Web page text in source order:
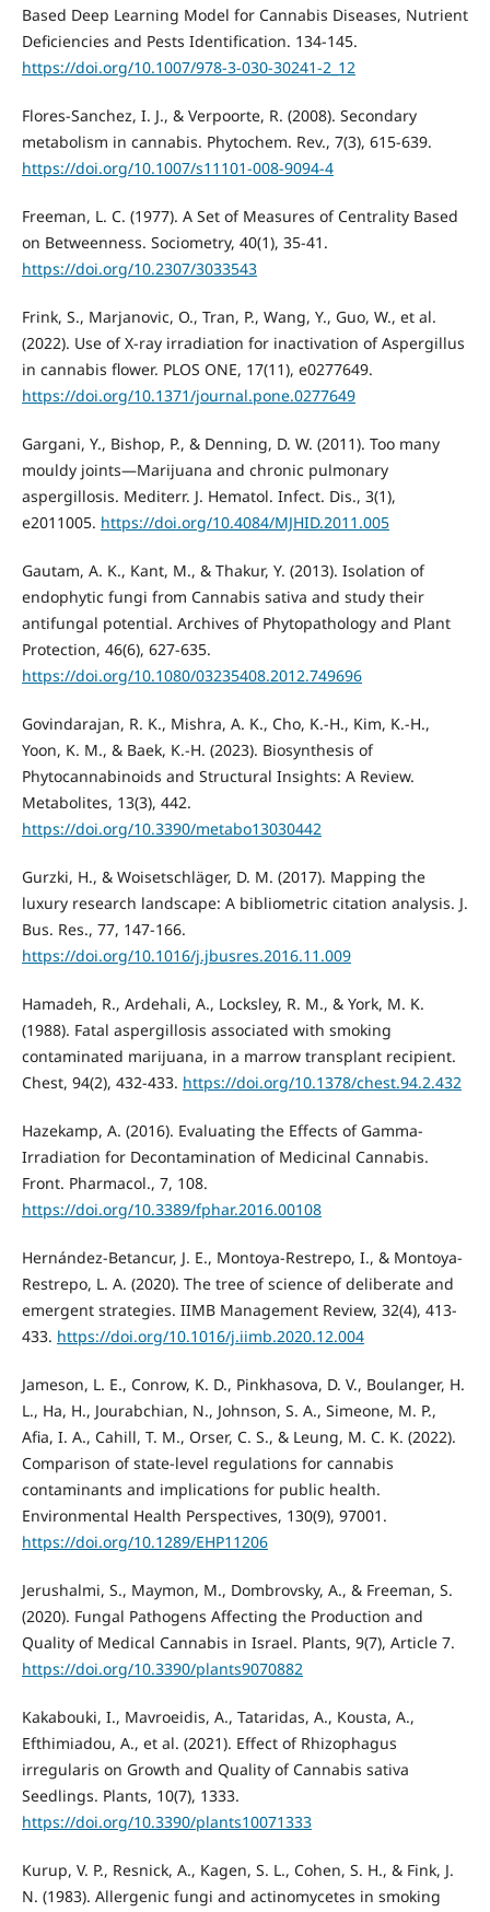
Based Deep Learning Model for Cannabis Diseases, Nutrient
Deficiencies and Pests Identification. 134-145.
https://doi.org/10.1007/978-3-030-30241-2_12
Flores-Sanchez, I. J., & Verpoorte, R. (2008). Secondary
metabolism in cannabis. Phytochem. Rev., 7(3), 615-639.
https://doi.org/10.1007/s11101-008-9094-4
Freeman, L. C. (1977). A Set of Measures of Centrality Based
on Betweenness. Sociometry, 40(1), 35-41.
https://doi.org/10.2307/3033543
Frink, S., Marjanovic, O., Tran, P., Wang, Y., Guo, W., et al.
(2022). Use of X-ray irradiation for inactivation of Aspergillus
in cannabis flower. PLOS ONE, 17(11), e0277649.
https://doi.org/10.1371/journal.pone.0277649
Gargani, Y., Bishop, P., & Denning, D. W. (2011). Too many
mouldy joints—Marijuana and chronic pulmonary
aspergillosis. Mediterr. J. Hematol. Infect. Dis., 3(1),
e2011005. https://doi.org/10.4084/MJHID.2011.005
Gautam, A. K., Kant, M., & Thakur, Y. (2013). Isolation of
endophytic fungi from Cannabis sativa and study their
antifungal poten­tial. Archives of Phytopathology and Plant
Protection, 46(6), 627-635.
https://doi.org/10.1080/03235408.2012.749696
Govindarajan, R. K., Mishra, A. K., Cho, K.-H., Kim, K.-H.,
Yoon, K. M., & Baek, K.-H. (2023). Biosynthesis of
Phytocannabinoids and Structural Insights: A Review.
Metabolites, 13(3), 442.
https://doi.org/10.3390/metabo13030442
Gurzki, H., & Woisetschläger, D. M. (2017). Mapping the
luxury research landscape: A bibliometric citation analysis. J.
Bus. Res., 77, 147-166.
https://doi.org/10.1016/j.jbusres.2016.11.009
Hamadeh, R., Ardehali, A., Locksley, R. M., & York, M. K.
(1988). Fatal aspergillosis associated with smoking
contaminated marijuana, in a marrow transplant recipient.
Chest, 94(2), 432-433. https://doi.org/10.1378/chest.94.2.432
Hazekamp, A. (2016). Evaluating the Effects of Gamma-
Irradiation for Decontamination of Medicinal Cannabis.
Front. Pharmacol., 7, 108.
https://doi.org/10.3389/fphar.2016.00108
Hernández-Betancur, J. E., Montoya-Restrepo, I., & Montoya-
Restrepo, L. A. (2020). The tree of science of deliberate and
emergent strategies. IIMB Management Review, 32(4), 413-
433. https://doi.org/10.1016/j.iimb.2020.12.004
Jameson, L. E., Conrow, K. D., Pinkhasova, D. V., Boulanger, H.
L., Ha, H., Jourabchian, N., Johnson, S. A., Simeone, M. P.,
Afia, I. A., Cahill, T. M., Orser, C. S., & Leung, M. C. K. (2022).
Comparison of state-level regulations for cannabis
contaminants and implications for public health.
Environmental Health Perspectives, 130(9), 97001.
https://doi.org/10.1289/EHP11206
Jerushalmi, S., Maymon, M., Dombrovsky, A., & Freeman, S.
(2020). Fungal Pathogens Affecting the Production and
Quality of Medical Cannabis in Israel. Plants, 9(7), Article 7.
https://doi.org/10.3390/plants9070882
Kakabouki, I., Mavroeidis, A., Tataridas, A., Kousta, A.,
Efthimiadou, A., et al. (2021). Effect of Rhizophagus
irregularis on Growth and Quality of Cannabis sativa
Seedlings. Plants, 10(7), 1333.
https://doi.org/10.3390/plants10071333
Kurup, V. P., Resnick, A., Kagen, S. L., Cohen, S. H., & Fink, J.
N. (1983). Allergenic fungi and actinomycetes in smoking